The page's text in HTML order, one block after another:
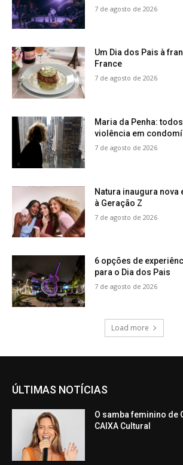
7 de agosto de 2026
Um Dia dos Pais à
France
7 de agosto de 2026
Maria da Penha:
violência em
7 de agosto de 2026
Natura inaugura nova
à Geração Z
7 de agosto de 2026
6 opções de
para o Dia dos Pais
7 de agosto de 2026
Load more
ÚLTIMAS NOTÍCIAS
O samba feminino de
CAIXA Cultural